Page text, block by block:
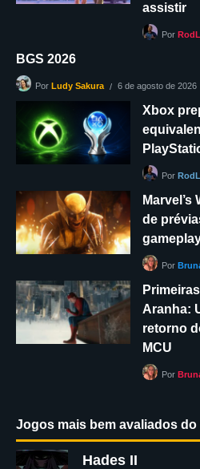
assistir
Por
BGS 2026
Por Ludy Sakura 6 de agosto de 2026
Xbox
Por
de
Por
Aranha:
retorno
MCU
Por
Jogos mais bem avaliados do
Hades II